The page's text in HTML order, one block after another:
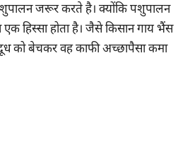
जरूर करते है। क्योंकि पशुपालन
हिस्सा होता है। जैसे किसान गाय भैंस
को बेचकर वह काफी अच्छापैसा कमा